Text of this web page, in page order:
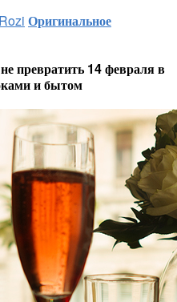
Оригинальное
превратить 14 февраля в
и бытом